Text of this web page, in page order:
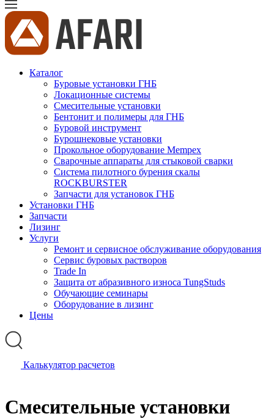
Каталог
Буровые установки ГНБ
Локационные системы
Смесительные установки
Бентонит и полимеры для ГНБ
Буровой инструмент
Бурошнековые установки
Прокольное оборудование Mempex
Сварочные аппараты для стыковой сварки
Система пилотного бурения скалы
ROCKBURSTER
Запчасти для установок ГНБ
Установки ГНБ
Запчасти
Лизинг
Услуги
Ремонт и сервисное обслуживание оборудования
Сервис буровых растворов
Trade In
Защита от абразивного износа TungStuds
Обучающие семинары
Оборудование в лизинг
Цены
Калькулятор расчетов
Смесительные установки